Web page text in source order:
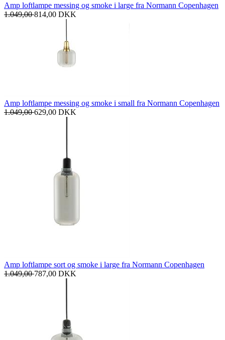
Amp loftlampe messing og smoke i large fra Normann Copenhagen
1.049,00814,00 DKK
Amp loftlampe messing og smoke i small fra Normann Copenhagen
1.049,00629,00 DKK
Amp loftlampe sort og smoke i large fra Normann Copenhagen
1.049,00787,00 DKK